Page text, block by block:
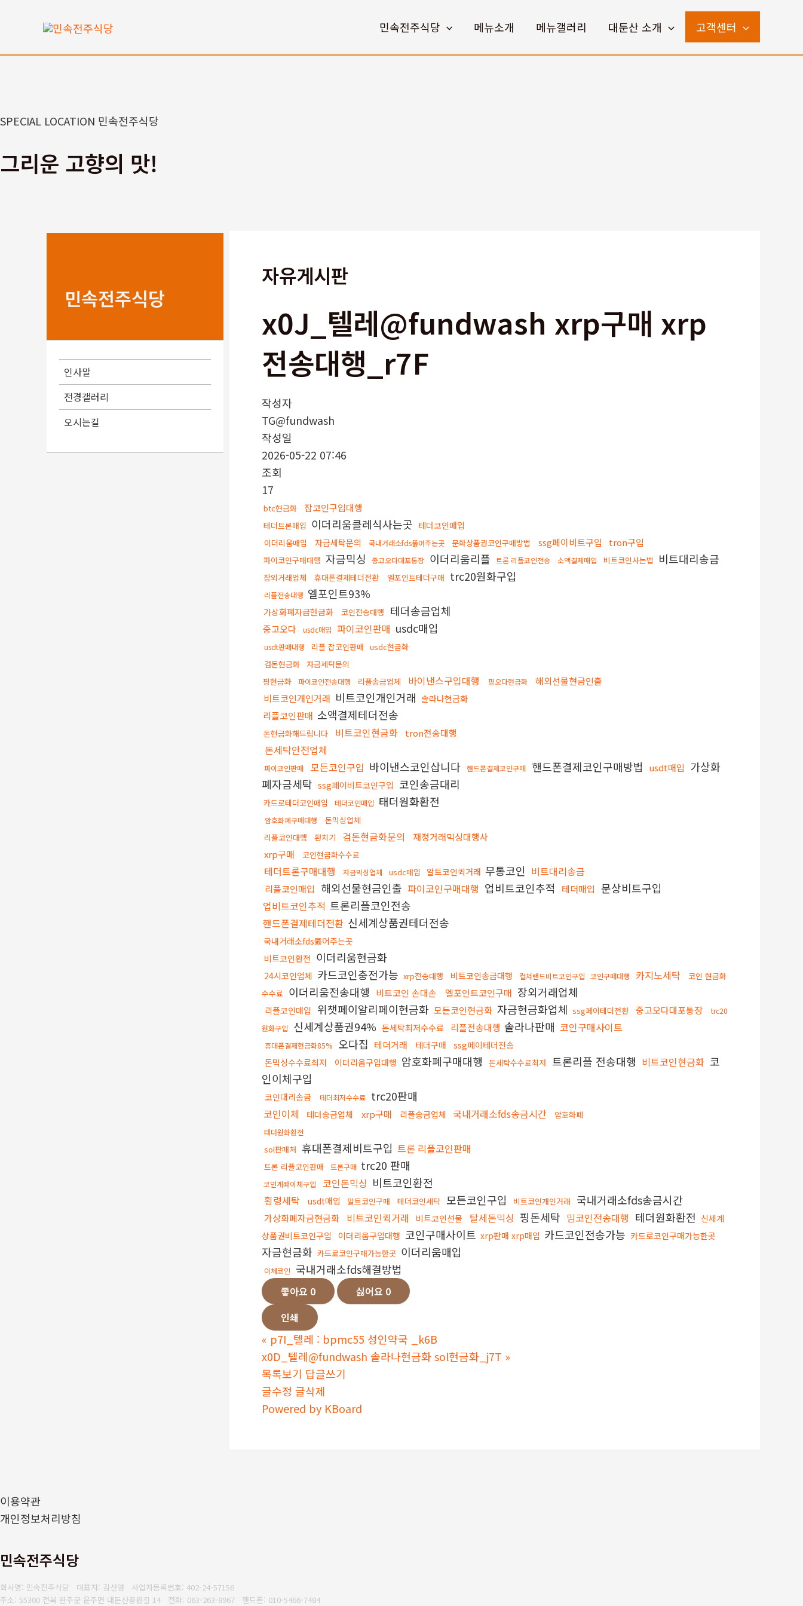
로
기
민속전주식당 메뉴소개 메뉴갤러리 대둔산 소개 고객센터
SPECIAL LOCATION 민속전주식당
그리운 고향의 맛!
민속전주식당
인사말
전경갤러리
오시는길
자유게시판
x0J_텔레@fundwash xrp구매 xrp
전송대행_r7F
작성자
TG@fundwash
작성일
2026-05-22 07:46
조회
17
btc현금화 잡코인구입대행
테더트론매입 이더리움클레식사는곳 테더코인매입
이더리움매입 자금세탁문의 국내거래소fds뚫어주는곳 문화상품권코인구매방법 ssg페이비트구입 tron구입
파이코인구매대행 자금믹싱 중고오다대포통장 이더리움리플 트론 리플코인전송 소액결제매입 비트코인사는법 비트대리송금
장외거래업체 휴대폰결제테더전환 엘포인트테더구매 trc20원화구입
리플전송대행 엘포인트93%
가상화폐자금현금화 코인전송대행 테더송금업체
중고오다 usdc매입 파이코인판매 usdc매입
usdt판매대행 리플 잡코인판매 usdc현금화
검돈현금화
자금세탁문의
핑현금화
파이코인전송대행 리플송금업체 바이낸스구입대행 핑오다현금화
해외선물현금인출
비트코인개인거래 비트코인개인거래 솔라나현금화
리플코인판매 소액결제테더전송
돈현금화해드립니다 비트코인현금화 tron전송대행
돈세탁안전업체
파이코인판매 모든코인구입 바이낸스코인삽니다 핸드폰결제코인구매 핸드폰결제코인구매방법 usdt매입 가상화
폐자금세탁 ssg페이비트코인구입 코인송금대리
카드로테더코인매입 테더코인매입 태더원화환전
암호화폐구매대행
돈믹싱업체
리플코인대행
환치기 검돈현금화문의
재정거래믹싱대행사
xrp구매
코인현금화수수료
테더트론구매대행 자금믹싱업체 usdc매입 알트코인퀵거래 무통코인 비트대리송금
리플코인매입 해외선물현금인출 파이코인구매대행 업비트코인추적 테더매입 문상비트구입
업비트코인추적 트론리플코인전송
핸드폰결제테더전환 신세계상품권테더전송
국내거래소fds뚫어주는곳
비트코인환전 이더리움현금화
24시코인업체 카드코인충전가능 xrp전송대행 비트코인송금대행 컬쳐랜드비트코인구입 코인구매대행 카지노세탁
코인 현금화
수수료 이더리움전송대행 비트코인 손대손 엘포인트코인구매 장외거래업체
리플코인매입 위챗페이알리페이현금화 모든코인현금화 자금현금화업체 ssg페이테더전환 중고오다대포통장
trc20
원화구입
신세계상품권94% 돈세탁최저수수료 리플전송대행 솔라나판매 코인구매사이트
휴대폰결제현금화85% 오다집 테더거래 테더구매
ssg페이테더전송
돈믹싱수수료최저
이더리움구입대행 암호화폐구매대행 돈세탁수수료최저 트론리플 전송대행 비트코인현금화 코
인이체구입
코인대리송금 테더최저수수료 trc20판매
코인이체 테더송금업체 xrp구매 리플송금업체 국내거래소fds송금시간 암호화폐
태더원화환전
sol판매처 휴대폰결제비트구입 트론 리플코인판매
트론 리플코인판매 트론구매 trc20 판매
코인계좌이체구입 코인돈믹싱 비트코인환전
횡령세탁 usdt매입 알트코인구매 테더코인세탁 모든코인구입 비트코인개인거래 국내거래소fds송금시간
가상화폐자금현금화 비트코인퀵거래 비트코인선물 탈세돈믹싱 핑돈세탁 밈코인전송대행 테더원화환전 신세계
상품권비트코인구입
이더리움구입대행 코인구매사이트 xrp판매 xrp매입 카드코인전송가능 카드로코인구매가능한곳
자금현금화 카드로코인구매가능한곳 이더리움매입
이체코인 국내거래소fds해결방법
좋아요 0 싫어요 0
인쇄
« p7I_텔레 : bpmc55 성인약국 _k6B
x0D_텔레@fundwash 솔라나현금화 sol현금화_j7T »
목록보기 답글쓰기
글수정 글삭제
Powered by KBoard
이용약관
개인정보처리방침
민속전주식당
회사명: 민속전주식당 대표자: 김선영 사업자등록번호: 402-24-57156
주소: 55300 전북 완주군 운주면 대둔산공원길 14 전화: 063-263-8967 핸드폰: 010-5466-7484